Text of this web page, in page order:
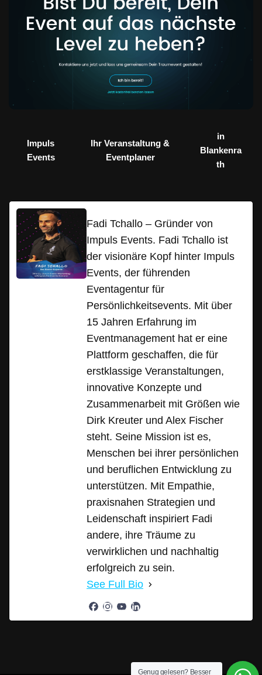
Impuls
Events
Ihr Veranstaltung &
Eventplaner
in
Blankenra
th
Fadi Tchallo – Gründer von
Impuls Events. Fadi Tchallo ist
der visionäre Kopf hinter Impuls
Events, der führenden
Eventagentur für
Persönlichkeitsevents. Mit über
15 Jahren Erfahrung im
Eventmanagement hat er eine
Plattform geschaffen, die für
erstklassige Veranstaltungen,
innovative Konzepte und
Zusammenarbeit mit Größen wie
Dirk Kreuter und Alex Fischer
steht. Seine Mission ist es,
Menschen bei ihrer persönlichen
und beruflichen Entwicklung zu
unterstützen. Mit Empathie,
praxisnahen Strategien und
Leidenschaft inspiriert Fadi
andere, ihre Träume zu
verwirklichen und nachhaltig
erfolgreich zu sein.
See Full Bio
Genug gelesen? Besser